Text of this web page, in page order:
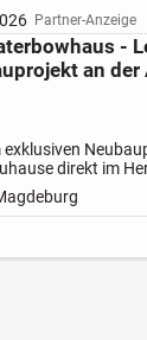
Partner-Anzeige
-
an
exklusiven
direkt im
Als Gebäude
unmittelbar